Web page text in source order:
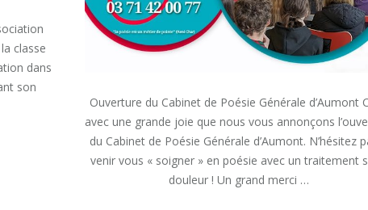
classe
dans
son
Ouverture du Cabinet de Poésie Générale d’Aumont
avec une grande joie que nous vous annonçons
du Cabinet de Poésie Générale d’Aumont. N’hésitez
venir vous « soigner » en poésie avec un traitement
douleur ! Un grand merci …